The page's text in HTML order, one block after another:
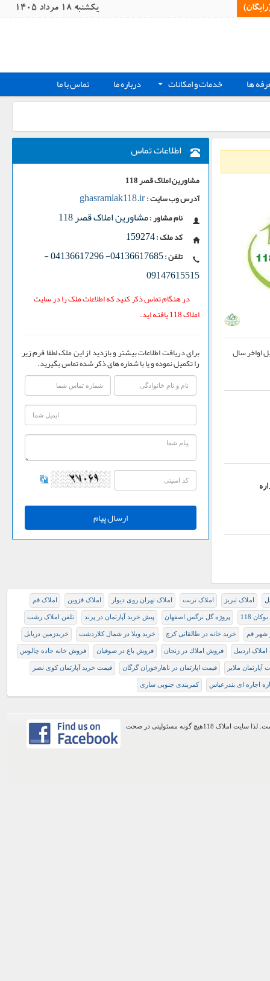
يکشنبه 18 مرداد 1405
ها + خدمات و امکانات درباره ما تماس با ما
، دارای دو مستر ، تحویل اواخر سال
اطلاعات تماس
مشاورین املاک قصر 118
آدرس وب سایت :ghasramlak118.ir
نام مشاور :مشاورین املاک قصر 118
کد ملک :159274
تلفن :04136617685- 04136617296
-
09147615515
در هنگام تماس ذکر کنید که اطلاعات ملک را در سایت
املاک 118 یافته اید.
برای دریافت اطلاعات بیشتر و بازدید از این ملک لطفا فرم زیر
را تکمیل نموده و یا با شماره های ذکر شده تماس بگیرید.
ارسال پیام
املاک تبریز املاک تربت املاک تهران روی دیوار املاک قزوین املاک قم
بوکان 118 پروژه گل نرگس اصفهان پیش خرید آپارتمان در پرند تلفن املاک رشت
شهر قم خرید خانه در طالقانی کرج خرید ویلا در شمال کلاردشت خریدزمین دربابل
اردبیل فروش املاك در زنجان فروش باغ در صوفیان فروش خانه جاده چالوس
آپارتمان ملایر قیمت اپارتمان در ناهارخوران گرگان قیمت خرید آپارتمان کوی نصر
اجاره ای بندرعباس کمربندی جنوبی ساری
اطلاعات موجود در این وب سایت از طریق کاربران عمومی سایت ثبت شده است. لذا سایت املاک 118هیچ گونه مسئولیتی در صحت